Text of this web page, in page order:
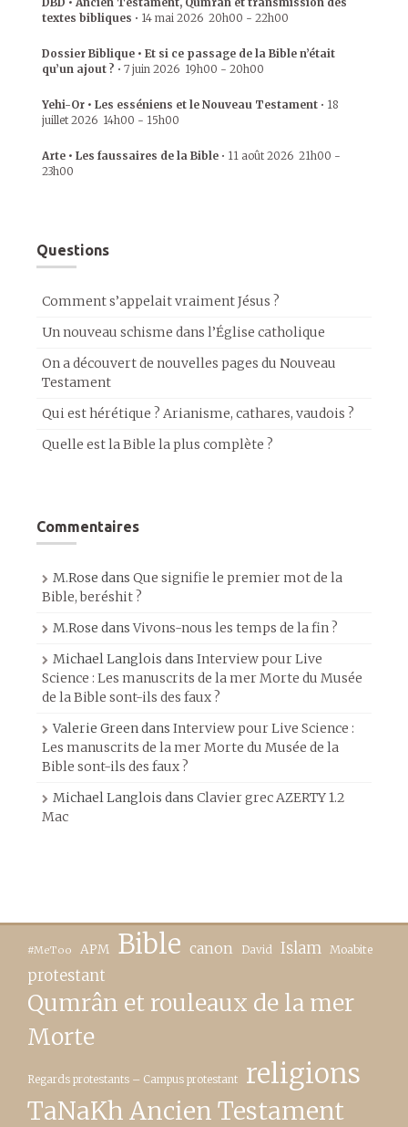
textes bibliques • 14 mai 2026 20h00 - 22h00
Dossier Biblique • Et si ce passage de la Bible n’était
qu’un ajout ? • 7 juin 2026 19h00 - 20h00
Yehi-Or • Les esséniens et le Nouveau Testament • 18
juillet 2026 14h00 - 15h00
Arte • Les faussaires de la Bible • 11 août 2026 21h00 -
23h00
Questions
Comment s’appelait vraiment Jésus ?
Un nouveau schisme dans l’Église catholique
On a découvert de nouvelles pages du Nouveau
Testament
Qui est hérétique ? Arianisme, cathares, vaudois ?
Quelle est la Bible la plus complète ?
Commentaires
M.Rose dans Que signifie le premier mot de la
Bible, beréshit ?
M.Rose dansVivons-nous les temps de la fin ?
Michael Langlois dans Interview pour Live
Science : Les manuscrits de la mer Morte du Musée
de la Bible sont-ils des faux ?
Valerie Greendans Interview pour Live Science :
Les manuscrits de la mer Morte du Musée de la
Bible sont-ils des faux ?
Michael Langlois dans Clavier grec AZERTY 1.2
Mac
#MeToo APM Bible canon David Islam Moabite
protestant
Qumrân et rouleaux de la mer
Morte
Regards protestants – Campus protestant religions
TaNaKh Ancien Testament